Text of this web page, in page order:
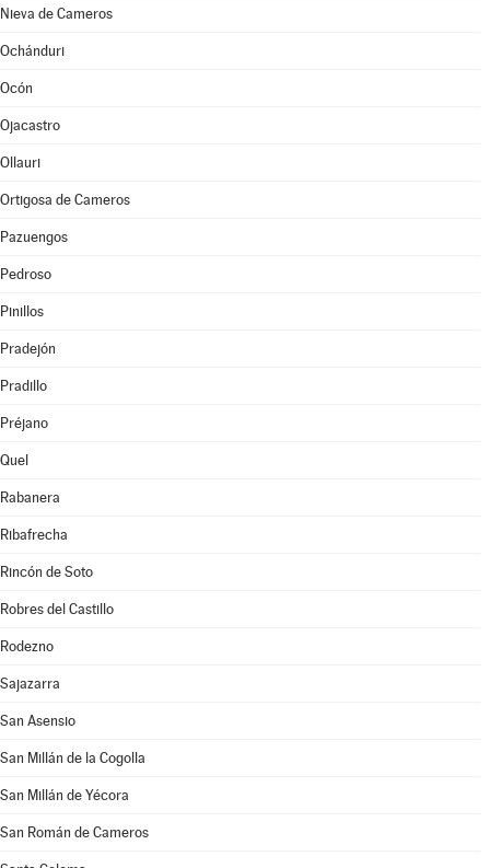
Nieva de Cameros
Ochánduri
Ocón
Ojacastro
Ollauri
Ortigosa de Cameros
Pazuengos
Pedroso
Pinillos
Pradejón
Pradillo
Préjano
Quel
Rabanera
Ribafrecha
Rincón de Soto
Robres del Castillo
Rodezno
Sajazarra
San Asensio
San Millán de la Cogolla
San Millán de Yécora
San Román de Cameros